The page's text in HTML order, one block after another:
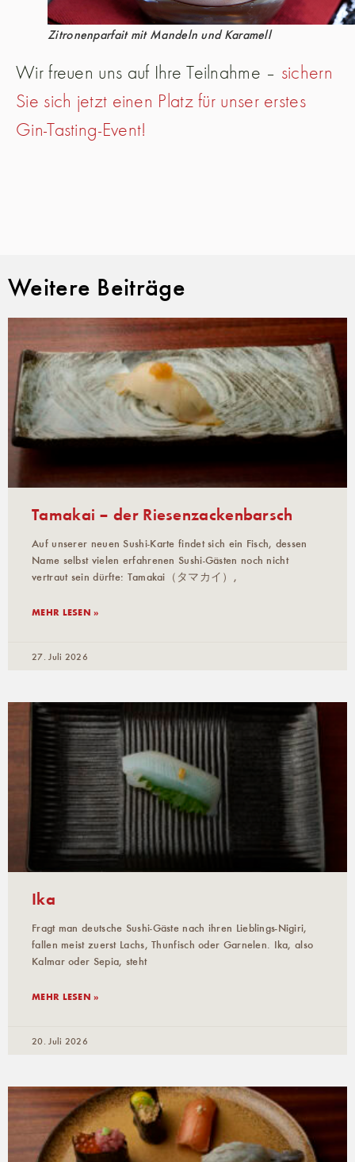
Zitronenparfait mit Mandeln und Karamell
Wir freuen uns auf Ihre Teilnahme – sichern
Sie sich jetzt einen Platz für unser erstes
Gin-Tasting-Event!
Weitere Beiträge
Tamakai – der Riesenzackenbarsch
Auf unserer neuen Sushi-Karte findet sich ein Fisch, dessen
Name selbst vielen erfahrenen Sushi-Gästen noch nicht
vertraut sein dürfte: Tamakai（タマカイ）,
MEHR LESEN »
27. Juli 2026
Ika
Fragt man deutsche Sushi-Gäste nach ihren Lieblings-Nigiri,
fallen meist zuerst Lachs, Thunfisch oder Garnelen. Ika, also
Kalmar oder Sepia, steht
MEHR LESEN »
20. Juli 2026